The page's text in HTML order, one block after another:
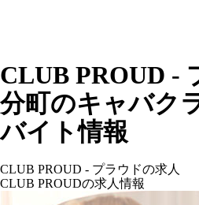
CLUB PROUD -
分町のキャバク
バイト情報
CLUB PROUD - プラウドの求人
CLUB PROUDの求人情報